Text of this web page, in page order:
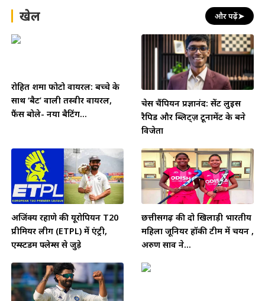
खेल और पढ़ें➤
रोहित शर्मा फोटो वायरल: बच्चे के
साथ ‘बैट’ वाली तस्वीर वायरल,
फैंस बोले- नया बैटिंग...
चेस चैंपियन प्रज्ञानंद: सेंट लुइस
रैपिड और ब्लिट्ज़ टूर्नामेंट के बने
विजेता
अजिंक्य रहाणे की यूरोपियन T20
प्रीमियर लीग (ETPL) में एंट्री,
एम्स्टर्डम फ्लेम्स से जुड़े
छत्तीसगढ़ की दो खिलाड़ी भारतीय
महिला जूनियर हॉकी टीम में चयन ,
अरुण साव ने...